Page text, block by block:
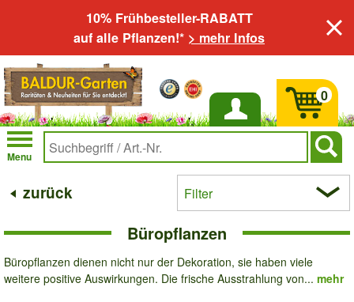
10% Frühbesteller-RABATT
auf alle Pflanzen!* > mehr Infos
Anmelden
Menu
0
zurück Filter
Büropflanzen
Büropflanzen dienen nicht nur der Dekoration, sie haben viele
weitere positive Auswirkungen. Die frische Ausstrahlung von... mehr